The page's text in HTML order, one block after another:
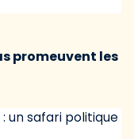
promeuvent les